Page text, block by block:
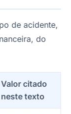
de acidente,
do
Valor citado
neste texto